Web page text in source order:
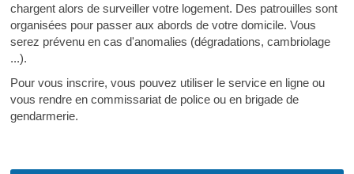
chargent alors de surveiller votre logement. Des patrouilles sont
organisées pour passer aux abords de votre domicile. Vous
serez prévenu en cas d'anomalies (dégradations, cambriolage
...).
Pour vous inscrire, vous pouvez utiliser le service en ligne ou
vous rendre en commissariat de police ou en brigade de
gendarmerie.